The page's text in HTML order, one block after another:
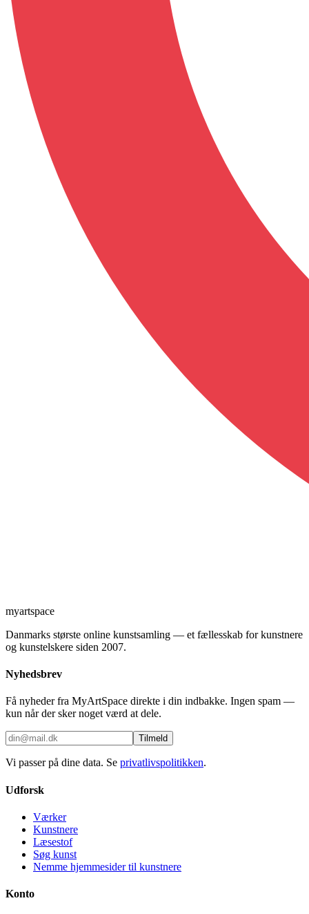
myartspace
Danmarks største online kunstsamling — et fællesskab for kunstnere
og kunstelskere siden 2007.
Nyhedsbrev
Få nyheder fra MyArtSpace direkte i din indbakke. Ingen spam —
kun når der sker noget værd at dele.
Tilmeld
Vi passer på dine data. Se privatlivspolitikken.
Udforsk
Værker
Kunstnere
Læsestof
Søg kunst
Nemme hjemmesider til kunstnere
Konto